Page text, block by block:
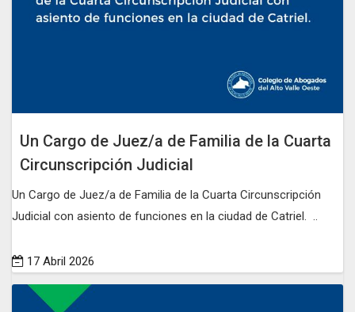
Un Cargo de Juez/a de Familia de la Cuarta
Circunscripción Judicial
Un Cargo de Juez/a de Familia de la Cuarta Circunscripción
Judicial con asiento de funciones en la ciudad de Catriel. ..
17 Abril 2026